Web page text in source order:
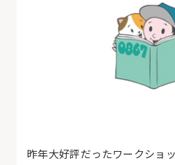
昨年大好評だったワークショ